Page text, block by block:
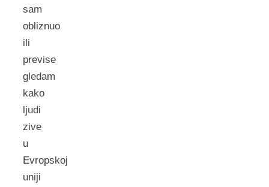
sam
obliznuo
ili
previse
gledam
kako
ljudi
zive
u
Evropskoj
uniji